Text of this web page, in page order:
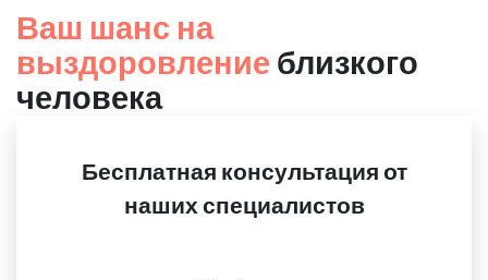
Ваш шанс на
выздоровление близкого
человека
Бесплатная консультация от
наших специалистов